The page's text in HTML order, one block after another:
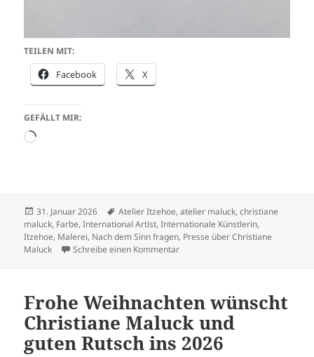
TEILEN MIT:
Facebook X
GEFÄLLT MIR:
Wird
Veröffentlicht
am
31. Januar 2026 Schlagwörter
Atelier Itzehoe,atelier maluck,christiane
maluck, Farbe,International Artist,Internationale Künstlerin,
Itzehoe, Malerei, Nach dem Sinn fragen, Presse über Christiane
Maluck
Schreibe einen Kommentarzu 2026 Christiane Maluck
Frohe Weihnachten wünscht
Christiane Maluck und
guten Rutsch ins 2026